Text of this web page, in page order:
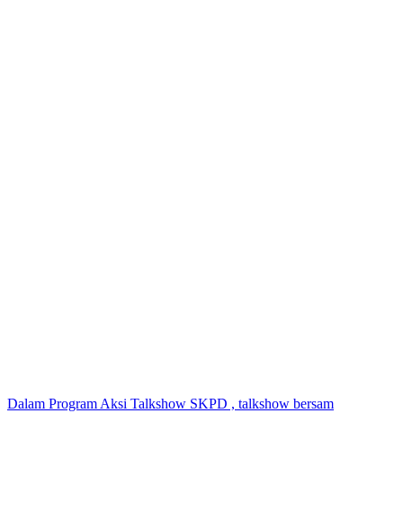
Dalam Program Aksi Talkshow SKPD , talkshow bersam